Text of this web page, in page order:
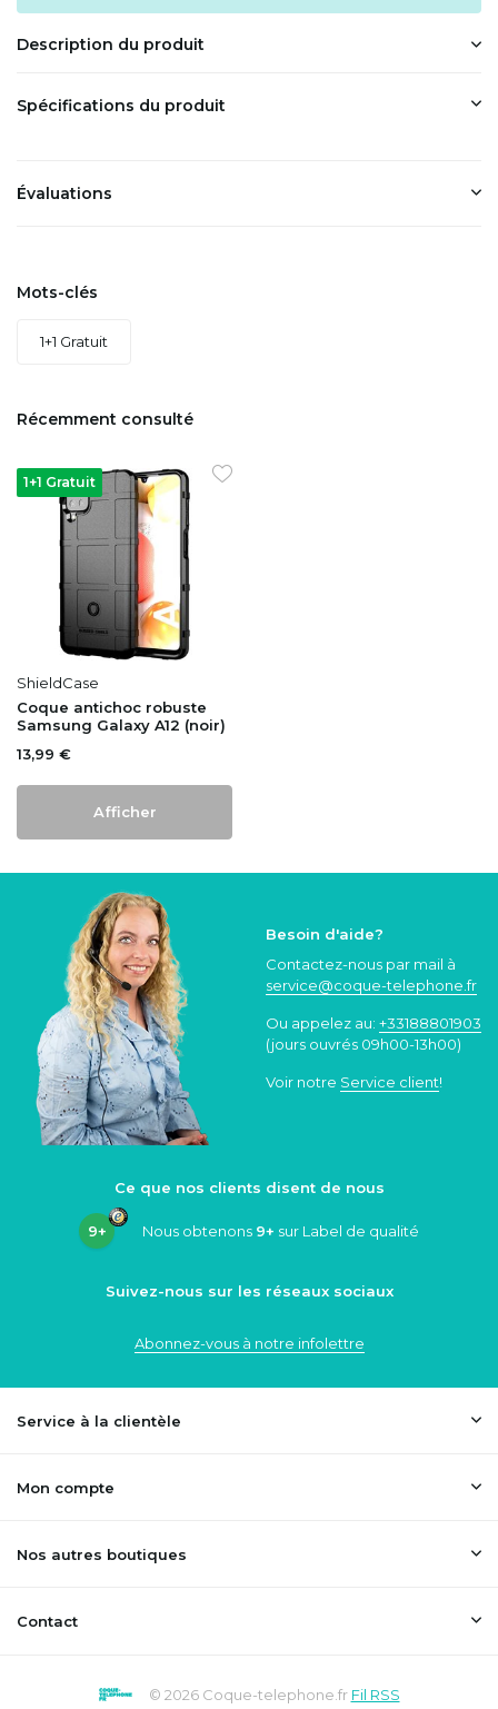
Description du produit
Spécifications du produit
Évaluations
Mots-clés
1+1 Gratuit
Récemment consulté
1+1 Gratuit
ShieldCase
Coque antichoc robuste
Samsung Galaxy A12 (noir)
13,99 €
Afficher
Besoin d'aide?
Contactez-nous par mail à
service@coque-telephone.fr
Ou appelez au: +33188801903
(jours ouvrés 09h00-13h00)
Voir notre Service client!
Ce que nos clients disent de nous
9+ Nous obtenons 9+ sur Label de qualité
Suivez-nous sur les réseaux sociaux
Abonnez-vous à notre infolettre
Service à la clientèle
Mon compte
Nos autres boutiques
Contact
© 2026 Coque-telephone.fr Fil RSS